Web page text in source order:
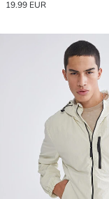
19.99 EUR